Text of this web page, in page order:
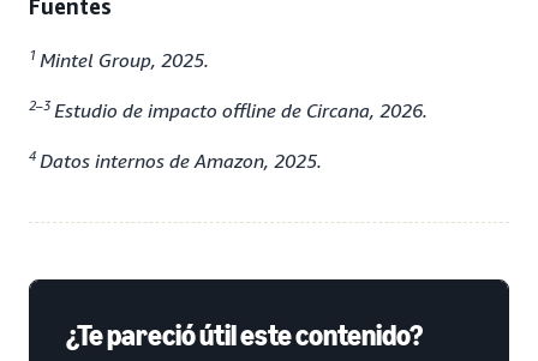
Fuentes
1 Mintel Group, 2025.
2–3 Estudio de impacto offline de Circana, 2026.
4 Datos internos de Amazon, 2025.
¿Te pareció útil este contenido?